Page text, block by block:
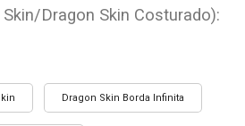
Dragon Skin Costurado):
Dragon Skin Borda Infinita